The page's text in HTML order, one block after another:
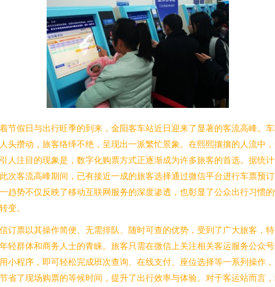
节假日与出行旺季的到来，金阳客车站近日迎来了显著的客流高峰。
头攒动，旅客络绎不绝，呈现出一派繁忙景象。在熙熙攘攘的人流中
人注目的现象是，数字化购票方式正逐渐成为许多旅客的首选。据统
次客流高峰期间，已有接近一成的旅客选择通过微信平台进行车票预
趋势不仅反映了移动互联网服务的深度渗透，也彰显了公众出行习惯
变。
订票以其操作简便、无需排队、随时可查的优势，受到了广大旅客，
轻群体和商务人士的青睐。旅客只需在微信上关注相关客运服务公众
小程序，即可轻松完成班次查询、在线支付、座位选择等一系列操作
省了现场购票的等候时间，提升了出行效率与体验。对于客运站而言